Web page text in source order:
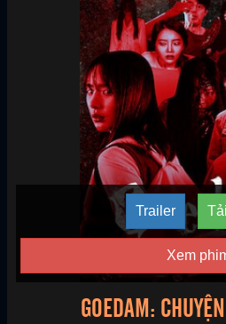
Trailer
Xem
GOEDAM: